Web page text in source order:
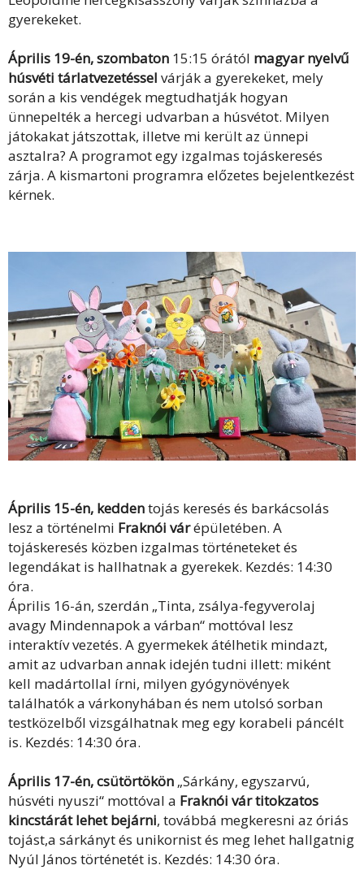
gyerekeket.
Április 19-én, szombaton 15:15 órától magyar nyelvű
húsvéti tárlatvezetéssel várják a gyerekeket, mely
során a kis vendégek megtudhatják hogyan
ünnepelték a hercegi udvarban a húsvétot. Milyen
játokakat játszottak, illetve mi került az ünnepi
asztalra? A programot egy izgalmas tojáskeresés
zárja. A kismartoni programra előzetes bejelentkezést
kérnek.
Április 15-én, keddentojás keresés és barkácsolás
lesz a történelmi Fraknói várépületében. A
tojáskeresés közben izgalmas történeteket és
legendákat is hallhatnak a gyerekek. Kezdés: 14:30
óra.
Április 16-án, szerdán „Tinta, zsálya-fegyverolaj
avagy Mindennapok a várban“ mottóval lesz
interaktív vezetés. A gyermekek átélhetik mindazt,
amit az udvarban annak idején tudni illett: miként
kell madártollal írni, milyen gyógynövények
találhatók a várkonyhában és nem utolsó sorban
testközelből vizsgálhatnak meg egy korabeli páncélt
is. Kezdés: 14:30 óra.
Április 17-én, csütörtökön „Sárkány, egyszarvú,
húsvéti nyuszi“ mottóval a Fraknói vár titokzatos
kincstárát lehet bejárni, továbbá megkeresni az óriás
tojást,a sárkányt és unikornist és meg lehet hallgatnig
Nyúl János történetét is. Kezdés: 14:30 óra.